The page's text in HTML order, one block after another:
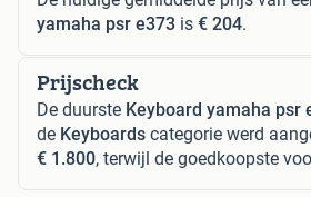
yamaha psr e373 is € 204.
Prijscheck
De duurste Keyboard yamaha psr
de Keyboards categorie werd
€ 1.800, terwijl de goedkoopste